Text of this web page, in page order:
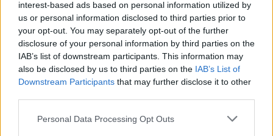
interest-based ads based on personal information utilized by
us or personal information disclosed to third parties prior to
your opt-out. You may separately opt-out of the further
disclosure of your personal information by third parties on the
IAB’s list of downstream participants. This information may
also be disclosed by us to third parties on the IAB’s List of
Downstream Participants that may further disclose it to other
Please note that this website/app uses one or more Google
Personal Data Processing Opt Outs
έγγαμα ή μέρη συμφώνου συμβίωσης με
τρία προστατευόμενα τέκνα και άνω,
βάσει τελευταίας εκκαθαρισμένης κατά
την υποβολή της αίτησης κοινής ή
χωριστής Δήλωσης Φορολογίας
Εισοδήματος Φυσικών Προσώπων 2022.
Σημειώνεται ότι η επίκληση της ύπαρξης